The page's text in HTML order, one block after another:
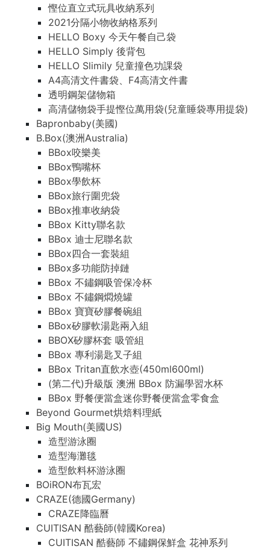
慳位直立式玩具收納系列
2021分隔小物收納格系列
HELLO Boxy 今天午餐自己袋
HELLO Simply 後背包
HELLO Slimily 兒童撞色功課袋
A4高清文件書袋、F4高清文件書
透明鋼架儲物箱
高清儲物袋手提慳位萬用袋(兒童睡袋專用提袋)
Bapronbaby(美國)
B.Box(澳洲Australia)
BBox咬樂美
BBox鴨嘴杯
BBox學飲杯
BBox旅行圍兜袋
BBox推車收納袋
BBox Kitty聯名款
BBox 迪士尼聯名款
BBox四合一套裝組
BBox多功能防掉鏈
BBox 不鏽鋼吸管保冷杯
BBox 不鏽鋼燜燒罐
BBox 寶寶矽膠餐碗組
BBox矽膠軟湯匙兩入組
BBOX矽膠杯套 吸管組
BBox 專利湯匙叉子組
BBox Tritan直飲水壺(450ml600ml)
(第二代)升級版 澳洲 BBox 防漏學習水杯
BBox 野餐便當盒迷你野餐便當盒零食盒
Beyond Gourmet烘焙料理紙
Big Mouth(美國US)
造型游泳圈
造型海灘毯
造型飲料杯游泳圈
BOiRON布瓦宏
CRAZE(德國Germany)
CRAZE降臨曆
CUITISAN 酷藝師(韓國Korea)
CUITISAN 酷藝師 不鏽鋼保鮮盒 花神系列